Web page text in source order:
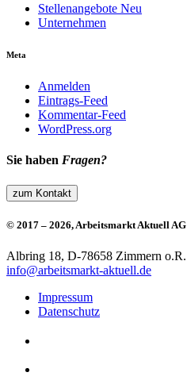
Stellenangebote Neu
Unternehmen
Meta
Anmelden
Eintrags-Feed
Kommentar-Feed
WordPress.org
Sie haben Fragen?
zum Kontakt
© 2017 – 2026, Arbeitsmarkt Aktuell AG
Albring 18, D-78658 Zimmern o.R.
info@arbeitsmarkt-aktuell.de
Impressum
Datenschutz